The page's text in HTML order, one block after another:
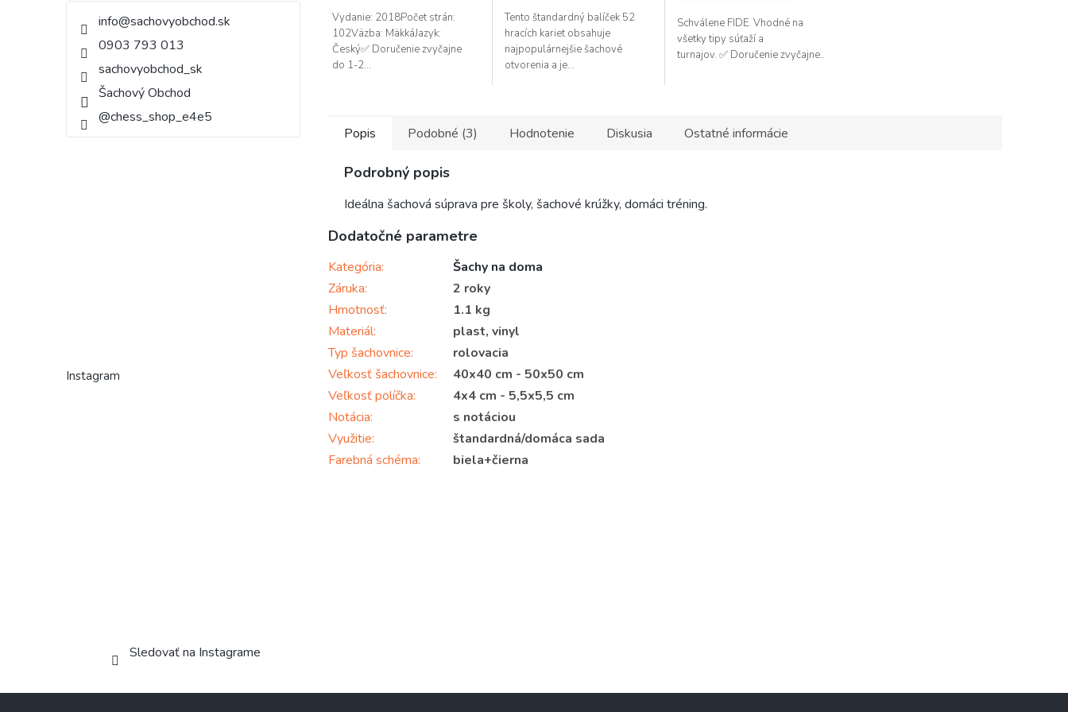
info@sachovyobchod.sk
0903 793 013
sachovyobchod_sk
Šachový Obchod
@chess_shop_e4e5
Instagram
Sledovať na Instagrame
Vydanie: 2018Počet strán:
102Väzba: MäkkáJazyk:
Český✅ Doručenie zvyčajne
do 1-2...
Tento štandardný balíček 52
hracích kariet obsahuje
najpopulárnejšie šachové
otvorenia a je...
5
hviezdičiek.
Schválene FIDE. Vhodné na
všetky tipy súťaží a
turnajov. ✅ Doručenie zvyčajne...
Popis Podobné (3) Hodnotenie Diskusia Ostatné informácie
Podrobný popis
Ideálna šachová súprava pre školy, šachové krúžky, domáci tréning.
Dodatočné parametre
Kategória:
Šachy na doma
Záruka:
2 roky
Hmotnosť:
1.1 kg
Materiál:
plast, vinyl
Typ šachovnice:
rolovacia
Veľkosť šachovnice:
40x40 cm - 50x50 cm
Veľkosť políčka:
4x4 cm - 5,5x5,5 cm
Notácia:
s notáciou
Využitie:
štandardná/domáca sada
Farebná schéma: biela+čierna